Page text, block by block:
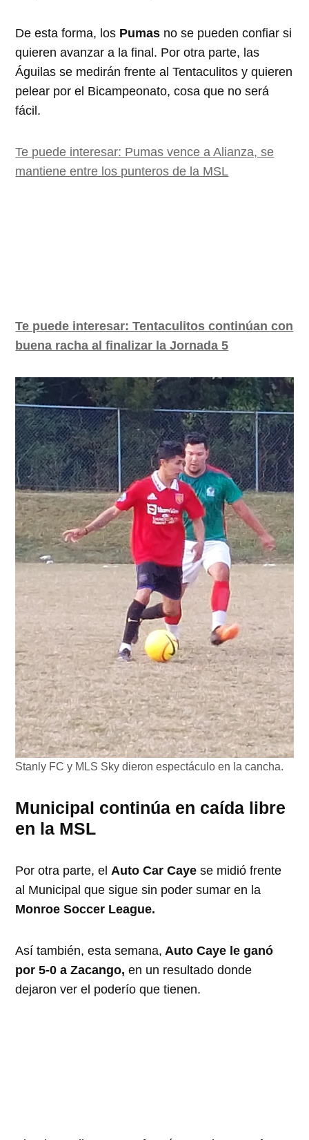
De esta forma, los Pumas no se pueden confiar si
quieren avanzar a la final. Por otra parte, las
Águilas se medirán frente al Tentaculitos y quieren
pelear por el Bicampeonato, cosa que no será
fácil.
Te puede interesar: Pumas vence a Alianza, se
mantiene entre los punteros de la MSL
Te puede interesar: Tentaculitos continúan con
buena racha al finalizar la Jornada 5
Stanly FC y MLS Sky dieron espectáculo en la cancha.
Municipal continúa en caída libre
en la MSL
Por otra parte, el Auto Car Cayese midió frente
al Municipal que sigue sin poder sumar en la
Monroe Soccer League.
Así también, esta semana, Auto Caye le ganó
por 5-0 a Zacango,en un resultado donde
dejaron ver el poderío que tienen.